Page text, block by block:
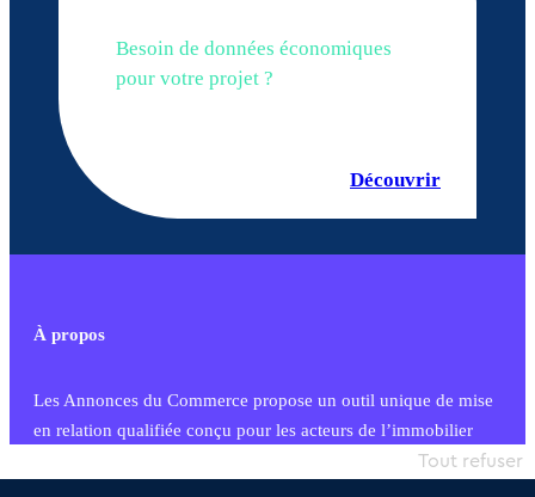
Besoin de données économiques
pour votre projet ?
Découvrir
À propos
Les Annonces du Commerce propose un outil unique de mise
en relation qualifiée conçu pour les acteurs de l’immobilier
commercial et les collectivités territoriales, simple et intégrant
Tout refuser